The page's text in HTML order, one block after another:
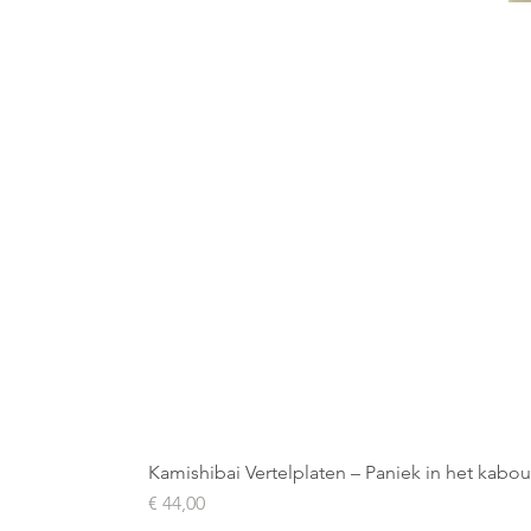
Kamishibai Vertelplaten – Paniek in het
Prijs
€ 44,00